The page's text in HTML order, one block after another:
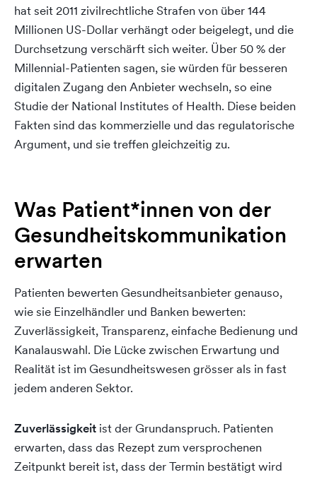
hat seit 2011 zivilrechtliche Strafen von über 144
Millionen US-Dollar verhängt oder beigelegt, und die
Durchsetzung verschärft sich weiter. Über 50 % der
Millennial-Patienten sagen, sie würden für besseren
digitalen Zugang den Anbieter wechseln, so eine
Studie der National Institutes of Health. Diese beiden
Fakten sind das kommerzielle und das regulatorische
Argument, und sie treffen gleichzeitig zu.
Was Patient*innen von der
Gesundheitskommunikation
erwarten
Patienten bewerten Gesundheitsanbieter genauso,
wie sie Einzelhändler und Banken bewerten:
Zuverlässigkeit, Transparenz, einfache Bedienung und
Kanalauswahl. Die Lücke zwischen Erwartung und
Realität ist im Gesundheitswesen grösser als in fast
jedem anderen Sektor.
Zuverlässigkeit ist der Grundanspruch. Patienten
erwarten, dass das Rezept zum versprochenen
Zeitpunkt bereit ist, dass der Termin bestätigt wird